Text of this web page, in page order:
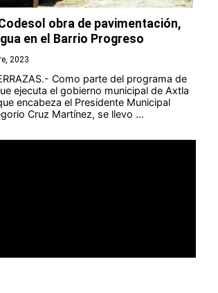
obra de pavimentación,
en el Barrio Progreso
2023
Como parte del programa de
ejecuta el gobierno municipal de Axtla
encabeza el Presidente Municipal
Cruz Martínez, se llevo ...